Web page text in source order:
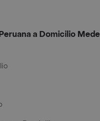
a Domicilio